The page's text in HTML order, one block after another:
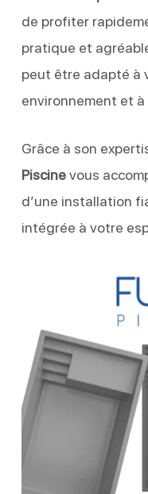
de profiter
pratique et
peut être adapté à
environnement et à
Grâce à son
Piscinevous
d’une installation
intégrée à votre